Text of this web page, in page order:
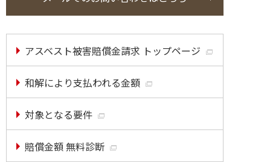
アスベスト被害賠償金請求 トップページ
和解により支払われる金額
対象となる要件
賠償金額 無料診断